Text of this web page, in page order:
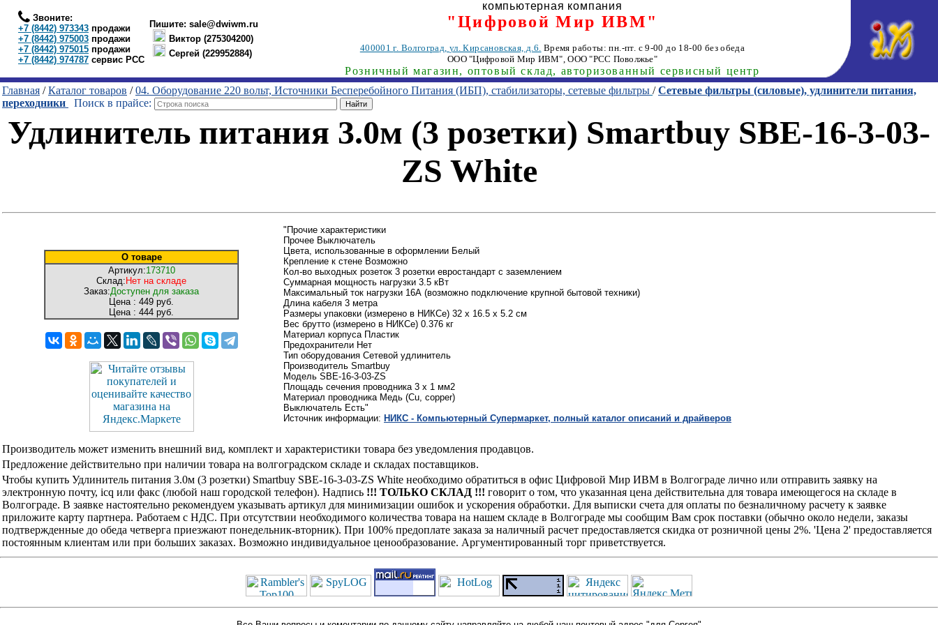
Звоните:
+7 (8442) 973343 продажи
+7 (8442) 975003 продажи
+7 (8442) 975015 продажи
+7 (8442) 974787 сервис РСС
Пишите: sale@dwiwm.ru
Виктор (275304200)
Сергей (229952884)
компьютерная компания
"Цифровой Мир ИВМ"
400001г. Волгоград, ул. Кирсановская, д.6. Время работы: пн.-пт. с 9-00 до 18-00 без обеда
ООО "Цифровой Мир ИВМ", ООО "РСС Поволжье"
Розничный магазин, оптовый склад, авторизованный сервисный центр
Главная /Каталог товаров /04. Оборудование 220 вольт, Источники Бесперебойного Питания (ИБП), стабилизаторы, сетевые фильтры /Сетевые фильтры (силовые), удлинители питания,
переходники
Поиск в прайсе:
Удлинитель питания 3.0м (3 розетки) Smartbuy SBE-16-3-03-
ZS White
О товаре
Артикул:173710
Склад: Нет на складе
Заказ:Доступен для заказа
Цена : 449 руб.
Цена : 444 руб.
"Прочие характеристики
Прочее Выключатель
Цвета, использованные в оформлении Белый
Крепление к стене Возможно
Кол-во выходных розеток 3 розетки евростандарт с заземлением
Суммарная мощность нагрузки 3.5 кВт
Максимальный ток нагрузки 16А (возможно подключение крупной бытовой техники)
Длина кабеля 3 метра
Размеры упаковки (измерено в НИКСе) 32 x 16.5 x 5.2 см
Вес брутто (измерено в НИКСе) 0.376 кг
Материал корпуса Пластик
Предохранители Нет
Тип оборудования Сетевой удлинитель
Производитель Smartbuy
Модель SBE-16-3-03-ZS
Площадь сечения проводника 3 x 1 мм2
Материал проводника Медь (Cu, copper)
Выключатель Есть"
Источник информации: НИКС - Компьютерный Cупермаркет, полный каталог описаний и драйверов
Производитель может изменить внешний вид, комплект и характеристики товара без уведомления продавцов.
Предложение действительно при наличии товара на волгоградском складе и складах поставщиков.
Чтобы купить Удлинитель питания 3.0м (3 розетки) Smartbuy SBE-16-3-03-ZS White необходимо обратиться в офис Цифровой Мир ИВМ в Волгограде лично или отправить заявку на
электронную почту, icq или факс (любой наш городской телефон). Надпись !!! ТОЛЬКО СКЛАД !!! говорит о том, что указанная цена действительна для товара имеющегося на складе в
Волгограде. В заявке настоятельно рекомендуем указывать артикул для минимизации ошибок и ускорения обработки. Для выписки счета для оплаты по безналичному расчету к заявке
приложите карту партнера. Работаем с НДС. При отсутствии необходимого количества товара на нашем складе в Волгограде мы сообщим Вам срок поставки (обычно около недели, заказы
подтвержденные до обеда четверга приезжают понедельник-вторник). При 100% предоплате заказа за наличный расчет предоставляется скидка от розничной цены 2%. 'Цена 2' предоставляется
постоянным клиентам или при больших заказах. Возможно индивидуальное ценообразование. Аргументированный торг приветствуется.